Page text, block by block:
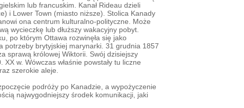
lub francuskim. Kanał Rideau dzieli
i Lower Town (miasto niższe). Stolica Kanady
ona centrum kulturalno-polityczne. Może
wycieczkę lub dłuższy wakacyjny pobyt.
po którym Ottawa rozwinęła się jako
potrzeby brytyjskiej marynarki. 31 grudnia 1857
sprawą królowej Wiktorii. Swój dzisiejszy
w. Wówczas właśnie powstały tu liczne
szerokie aleje.
podróży po Kanadzie, a wypożyczenie
najwygodniejszy środek komunikacji, jaki